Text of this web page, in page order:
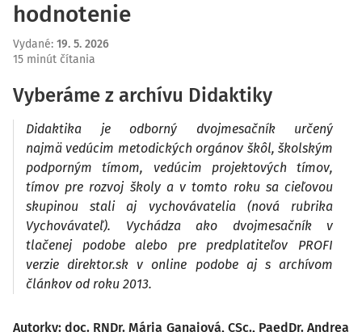
hodnotenie
Vydané: 19. 5. 2026
15 minút čítania
Vyberáme z archívu Didaktiky
Didaktika je odborný dvojmesačník určený
najmä vedúcim metodických orgánov škôl, školským
podporným tímom, vedúcim projektových tímov,
tímov pre rozvoj školy a v tomto roku sa cieľovou
skupinou stali aj vychovávatelia (nová rubrika
Vychovávateľ). Vychádza ako dvojmesačník v
tlačenej podobe alebo pre predplatiteľov PROFI
verzie direktor.sk v online podobe aj s archívom
článkov od roku 2013.
Autorky: doc. RNDr. Mária Ganajová, CSc., PaedDr. Andrea